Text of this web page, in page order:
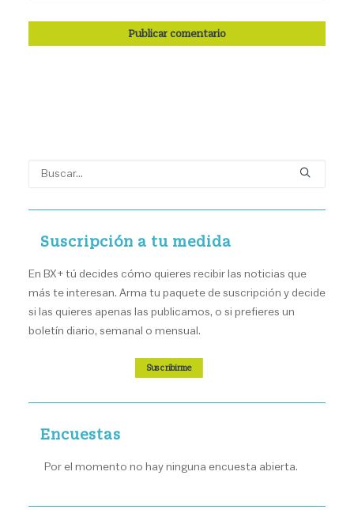
Suscripción a tu medida
En BX+ tú decides cómo quieres recibir las noticias que
más te interesan. Arma tu paquete de suscripción y decide
si las quieres apenas las publicamos, o si prefieres un
boletín diario, semanal o mensual.
Suscribirme
Encuestas
Por el momento no hay ninguna encuesta abierta.